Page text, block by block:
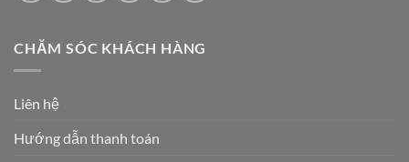
CHĂM SÓC KHÁCH HÀNG
Liên hệ
Hướng dẫn thanh toán